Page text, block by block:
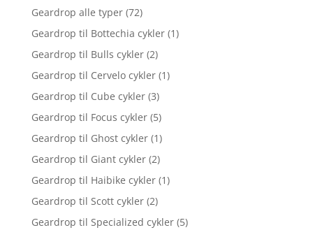
Geardrop alle typer (72)
Geardrop til Bottechia cykler (1)
Geardrop til Bulls cykler (2)
Geardrop til Cervelo cykler (1)
Geardrop til Cube cykler (3)
Geardrop til Focus cykler (5)
Geardrop til Ghost cykler (1)
Geardrop til Giant cykler (2)
Geardrop til Haibike cykler (1)
Geardrop til Scott cykler (2)
Geardrop til Specialized cykler (5)